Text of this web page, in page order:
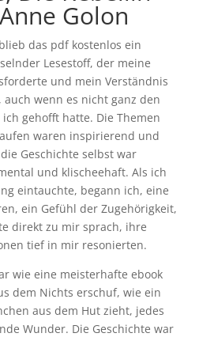
Golon
das pdf kostenlos ein
Lesestoff, der meine
und mein Verständnis
wenn es nicht ganz den
gehofft hatte. Die Themen
waren inspirierend und
Geschichte selbst war
und klischeehaft. Als ich
eintauchte, begann ich, eine
ein Gefühl der Zugehörigkeit,
direkt zu mir sprach, ihre
tief in mir resonierten.
wie eine meisterhafte ebook
dem Nichts erschuf, wie ein
aus dem Hut zieht, jedes
Wunder. Die Geschichte war